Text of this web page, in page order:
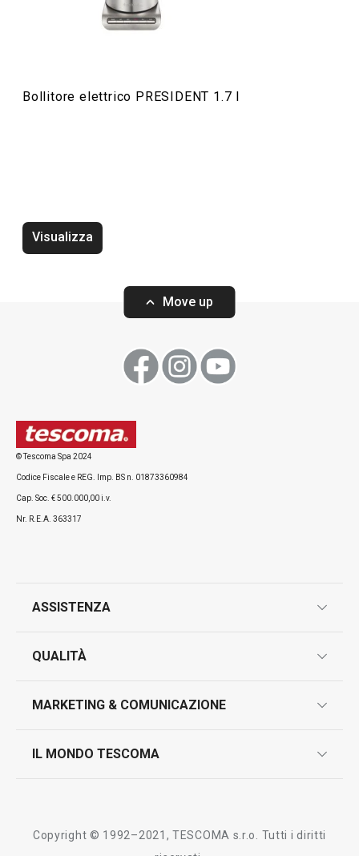
Elettrodomestici
Wok PRESIDENT ø 30 cm, con
Visualizza
Bollitore elettrico PRESIDENT 1.7 l
Visualizza
Move up
© Tescoma Spa 2024
Codice Fiscale e REG. Imp. BS n. 01873360984
Cap. Soc. € 500.000,00 i.v.
Nr. R.E.A. 363317
ASSISTENZA
contatti
QUALITÀ
test sui prodotti
MARKETING & COMUNICAZIONE
IL MONDO TESCOMA
Copyright © 1992–2021, TESCOMA s.r.o. Tutti i diritti